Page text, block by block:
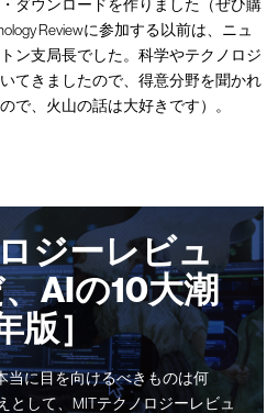
ダウンロードを作りました（ぜひ購
Reviewに参加する以前は、ニュ
ン支局長でした。科学やテクノロジ
てきましたので、得意分野を聞かれ
で、火山の話は大好きです）。
ジーレビュ
AIの10大潮
］
当に目を向けるべきものは何
として、MITテクノロジーレビュ